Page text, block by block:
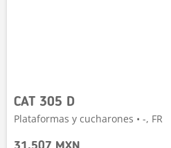
CAT 305 D
Plataformas y cucharones • -, FR